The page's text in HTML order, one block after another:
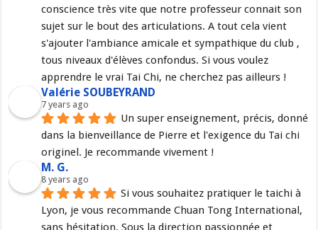
conscience très vite que notre professeur connait son
sujet sur le bout des articulations. A tout cela vient
s'ajouter l'ambiance amicale et sympathique du club ,
tous niveaux d'élèves confondus. Si vous voulez
apprendre le vrai Tai Chi, ne cherchez pas ailleurs !
Valérie SOUBEYRAND
7 years ago
Un super enseignement, précis, donné
dans la bienveillance de Pierre et l'exigence du Tai chi
originel. Je recommande vivement !
M. G.
8 years ago
Si vous souhaitez pratiquer le taichi à
Lyon, je vous recommande Chuan Tong International,
sans hésitation. Sous la direction passionnée et